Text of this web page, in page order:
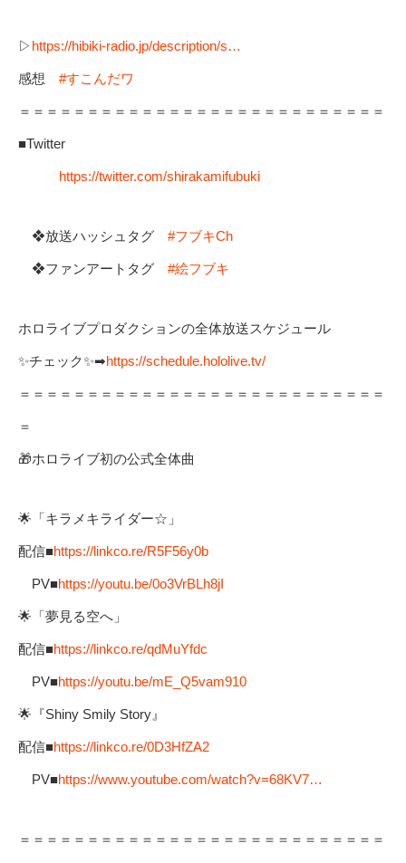
▷ https://hibiki-radio.jp/description/s…
感想 #すこんだワ
＝＝＝＝＝＝＝＝＝＝＝＝＝＝＝＝＝＝＝＝＝＝＝＝＝＝＝
■Twitter
https://twitter.com/shirakamifubuki
❖放送ハッシュタグ #フブキCh
❖ファンアートタグ #絵フブキ
ホロライブプロダクションの全体放送スケジュール
✨チェック✨➡https://schedule.hololive.tv/
＝＝＝＝＝＝＝＝＝＝＝＝＝＝＝＝＝＝＝＝＝＝＝＝＝＝＝
＝
🎁ホロライブ初の公式全体曲
🌟「キラメキライダー☆」
配信■https://linkco.re/R5F56y0b
PV■https://youtu.be/0o3VrBLh8jI
🌟「夢見る空へ」
配信■https://linkco.re/qdMuYfdc
PV■https://youtu.be/mE_Q5vam910
🌟『Shiny Smily Story』
配信■https://linkco.re/0D3HfZA2
PV■https://www.youtube.com/watch?v=68KV7…
＝＝＝＝＝＝＝＝＝＝＝＝＝＝＝＝＝＝＝＝＝＝＝＝＝＝＝